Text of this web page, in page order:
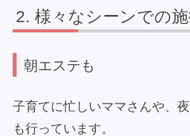
様々なシーンでの
朝エステも
子育てに忙しいママさんや、
も行っています。